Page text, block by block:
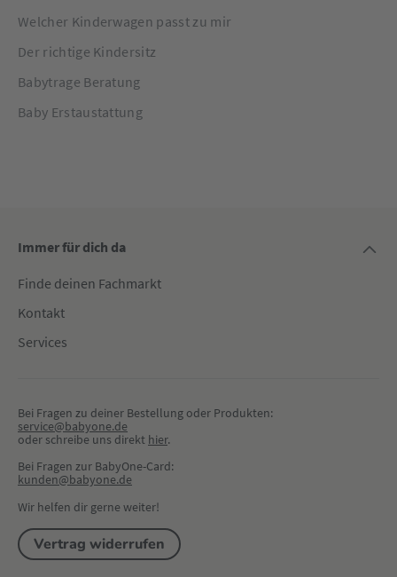
Welcher Kinderwagen passt zu mir
Der richtige Kindersitz
Babytrage Beratung
Baby Erstaustattung
Immer für dich da
Finde deinen Fachmarkt
Kontakt
Services
Bei Fragen zu deiner Bestellung oder Produkten:
service@babyone.de
oder schreibe uns direkt hier.
Bei Fragen zur BabyOne-Card:
kunden@babyone.de
Wir helfen dir gerne weiter!
Vertrag widerrufen